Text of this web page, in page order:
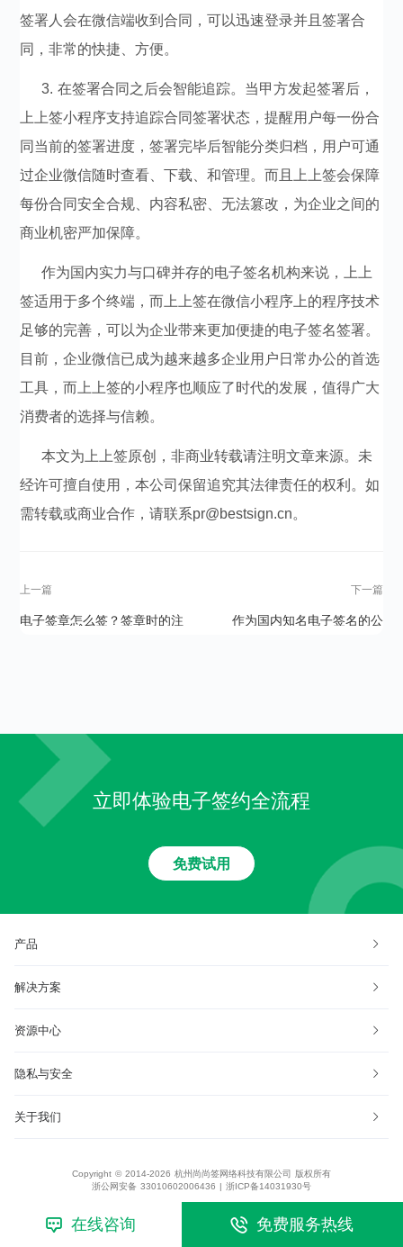
签署人会在微信端收到合同，可以迅速登录并且签署合
同，非常的快捷、方便。
3.在签署合同之后会智能追踪。当甲方发起签署后，
上上签小程序支持追踪合同签署状态，提醒用户每一份合
同当前的签署进度，签署完毕后智能分类归档，用户可通
过企业微信随时查看、下载、和管理。而且上上签会保障
每份合同安全合规、内容私密、无法篡改，为企业之间的
商业机密严加保障。
作为国内实力与口碑并存的电子签名机构来说，上上
签适用于多个终端，而上上签在微信小程序上的程序技术
足够的完善，可以为企业带来更加便捷的电子签名签署。
目前，企业微信已成为越来越多企业用户日常办公的首选
工具，而上上签的小程序也顺应了时代的发展，值得广大
消费者的选择与信赖。
本文为上上签原创，非商业转载请注明文章来源。未
经许可擅自使用，本公司保留追究其法律责任的权利。如
需转载或商业合作，请联系pr@bestsign.cn。
上一篇
电子签章怎么签？签章时的注
下一篇
作为国内知名电子签名的公
立即体验电子签约全流程
免费试用
产品
解决方案
资源中心
隐私与安全
关于我们
Copyright © 2014-2026 杭州尚尚签网络科技有限公司 版权所有
浙公网安备 33010602006436 | 浙ICP备14031930号
在线咨询 免费服务热线